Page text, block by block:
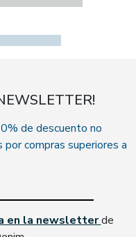
de descuento no
compras superiores a
en la newsletterde